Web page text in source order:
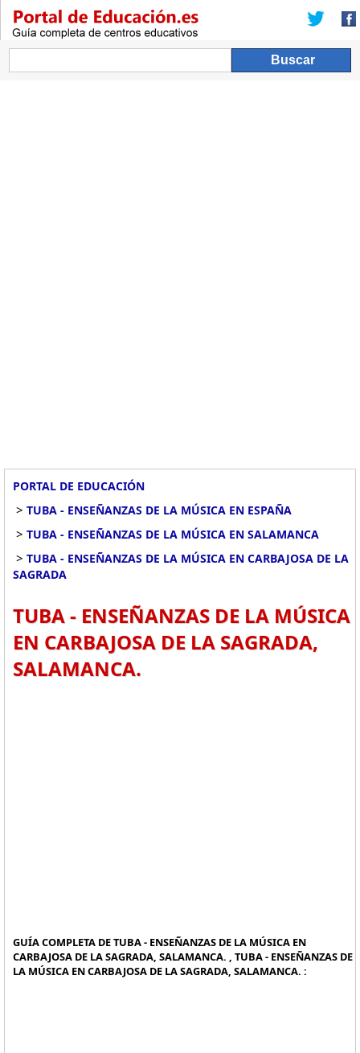
PORTAL DE EDUCACIÓN
> TUBA - ENSEÑANZAS DE LA MÚSICA EN ESPAÑA
> TUBA - ENSEÑANZAS DE LA MÚSICA EN SALAMANCA
> TUBA - ENSEÑANZAS DE LA MÚSICA EN CARBAJOSA DE LA
SAGRADA
TUBA - ENSEÑANZAS DE LA MÚSICA
EN CARBAJOSA DE LA SAGRADA,
SALAMANCA.
GUÍA COMPLETA DE TUBA - ENSEÑANZAS DE LA MÚSICA EN
CARBAJOSA DE LA SAGRADA, SALAMANCA. , TUBA - ENSEÑANZAS DE
LA MÚSICA EN CARBAJOSA DE LA SAGRADA, SALAMANCA. :